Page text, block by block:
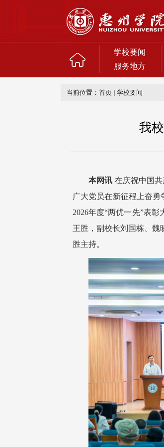
学校要闻
服务地方
当前位置： 首页 学校要闻
我
本网讯 在庆祝中国
广大党员在新征程上奋
2026年度“两优一先”表
王胜，副校长刘国栋、魏
胜主持。